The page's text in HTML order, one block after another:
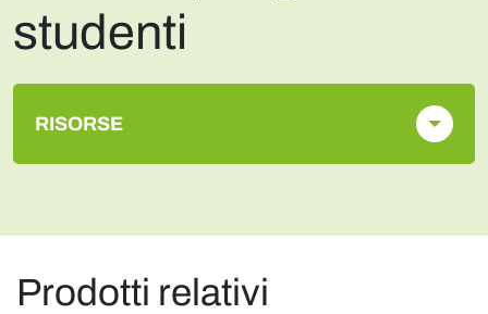
studenti
RISORSE
Prodotti relativi